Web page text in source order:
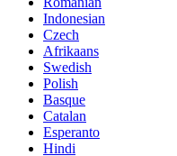
Indonesian
Czech
Afrikaans
Swedish
Polish
Basque
Catalan
Esperanto
Hindi